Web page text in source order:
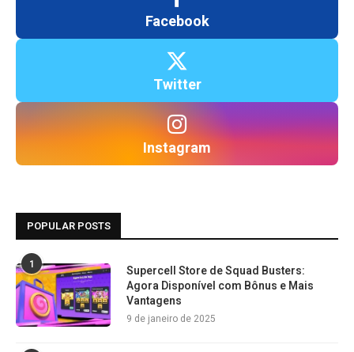
Facebook
Twitter
Instagram
POPULAR POSTS
1
Supercell Store de Squad Busters:
Agora Disponível com Bônus e Mais
Vantagens
9 de janeiro de 2025